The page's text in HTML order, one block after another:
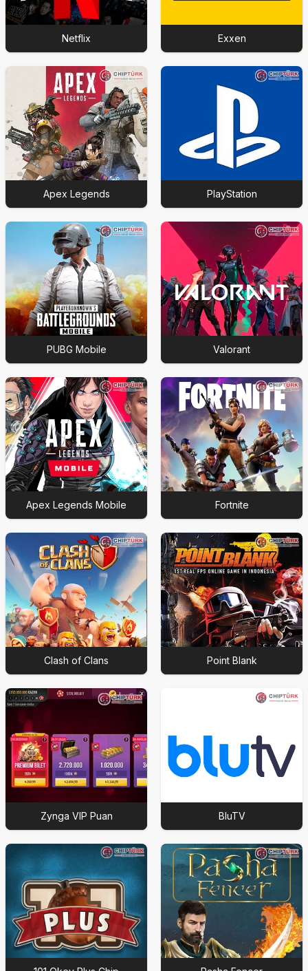
Netflix Exxen
Apex Legends PlayStation
PUBG Mobile Valorant
Apex Legends Mobile Fortnite
Clash of Clans Point Blank
Zynga VIP Puan BluTV